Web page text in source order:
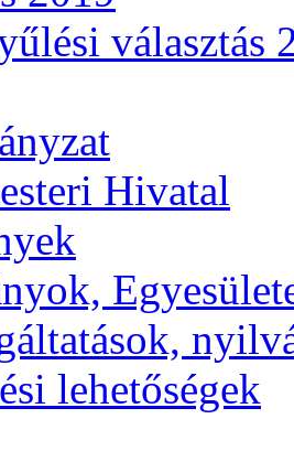
választás
Hivatal
lehetőségek